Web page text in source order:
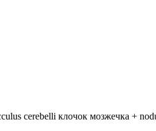
cerebelli клочок мозжечка +